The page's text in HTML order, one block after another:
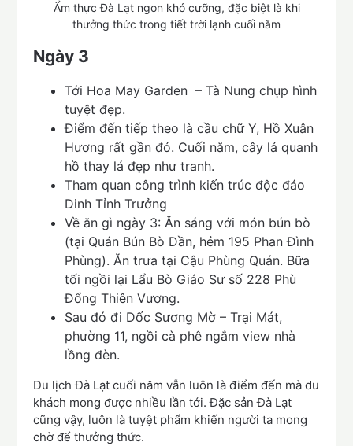
Ẩm thực Đà Lạt ngon khó cưỡng, đặc biệt là khi
thưởng thức trong tiết trời lạnh cuối năm
Ngày 3
Tới Hoa May Garden – Tà Nung chụp hình
tuyệt đẹp.
Điểm đến tiếp theo là cầu chữ Y, Hồ Xuân
Hương rất gần đó. Cuối năm, cây lá quanh
hồ thay lá đẹp như tranh.
Tham quan công trình kiến trúc độc đáo
Dinh Tỉnh Trưởng
Về ăn gì ngày 3: Ăn sáng với món bún bò
(tại Quán Bún Bò Dần, hẻm 195 Phan Đình
Phùng). Ăn trưa tại Cậu Phùng Quán. Bữa
tối ngồi lại Lẩu Bò Giáo Sư số 228 Phù
Đổng Thiên Vương.
Sau đó đi Dốc Sương Mờ – Trại Mát,
phường 11, ngồi cà phê ngắm view nhà
lồng đèn.
Du lịch Đà Lạt cuối năm vẫn luôn là điểm đến mà du
khách mong được nhiều lần tới. Đặc sản Đà Lạt
cũng vậy, luôn là tuyệt phẩm khiến người ta mong
chờ để thưởng thức.